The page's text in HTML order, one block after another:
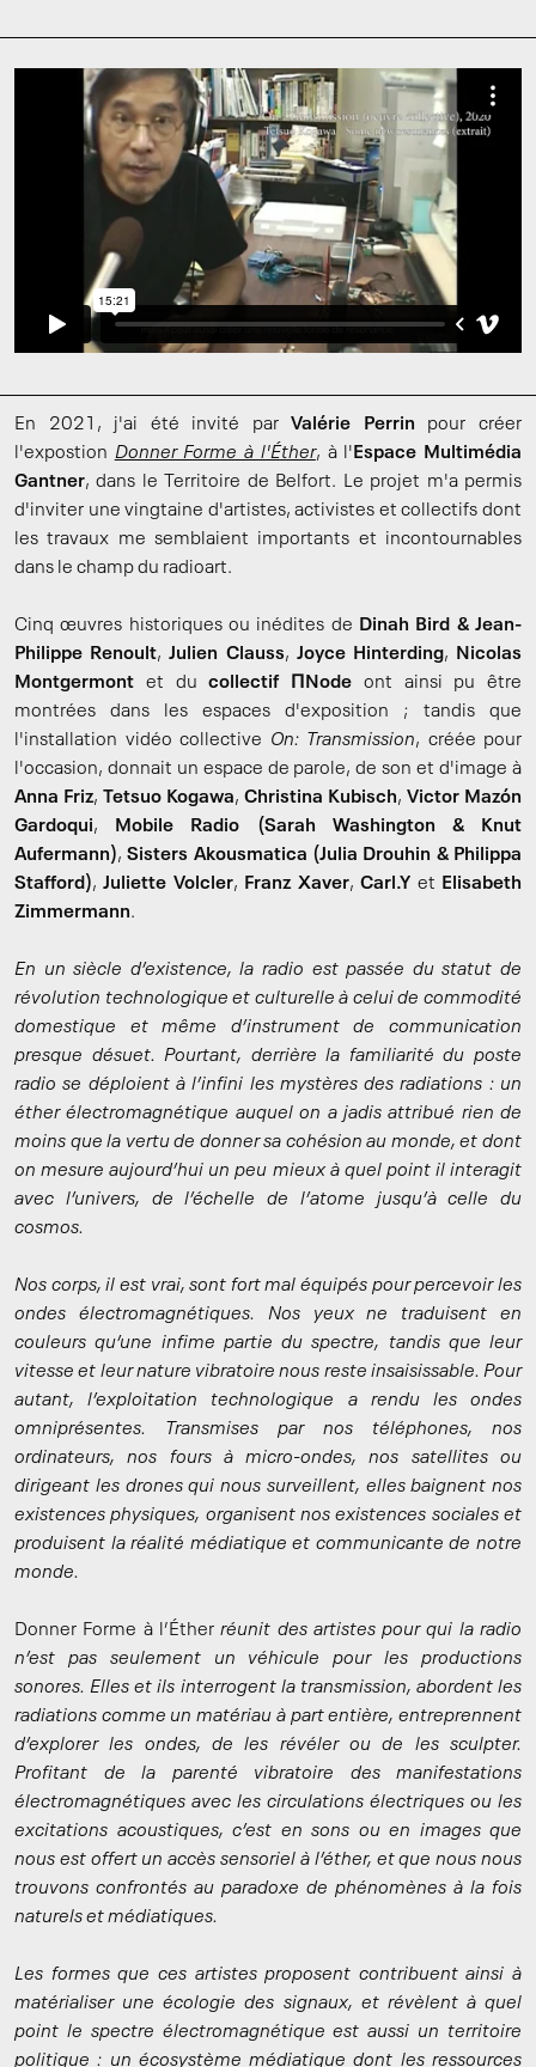
En 2021, j'ai été invité parValérie Perrin pour créer
l'expostion Donner Forme à l'Éther, à l' Espace Multimédia
Gantner, dans le Territoire de Belfort. Le projet m'a permis
d'inviter une vingtaine d'artistes, activistes et collectifs dont
les travaux me semblaient importants et incontournables
dans le champ du radioart.
Cinq œuvres historiques ou inédites de Dinah Bird & Jean-
Philippe Renoult,Julien Clauss, Joyce Hinterding,
Nicolas
Montgermont et ducollectif ΠNode ont ainsi pu être
montrées dans les espaces d'exposition ; tandis que
l'installation vidéo collective On: Transmission, créée pour
l'occasion, donnait un espace de parole, de son et d'image à
Anna Friz, Tetsuo Kogawa, Christina Kubisch, Victor Mazón
Gardoqui,
Mobile Radio (Sarah Washington & Knut
Aufermann),Sisters Akousmatica (Julia Drouhin & Philippa
Stafford),Juliette Volcler, Franz Xaver,Carl.Y et Elisabeth
Zimmermann.
En un siècle d’existence, la radio est passée du statut de
révolution technologique et culturelle à celui de commodité
domestique et même d’instrument de communication
presque désuet. Pourtant, derrière la familiarité du poste
radio se déploient à l’infini les mystères des radiations : un
éther électromagnétique auquel on a jadis attribué rien de
moins que la vertu de donner sa cohésion au monde, et dont
on mesure aujourd’hui un peu mieux à quel point il interagit
avec l’univers, de l’échelle de l’atome jusqu’à celle du
cosmos.
Nos corps, il est vrai, sont fort mal équipés pour percevoir les
ondes électromagnétiques. Nos yeux ne traduisent en
couleurs qu’une infime partie du spectre, tandis que leur
vitesse et leur nature vibratoire nous reste insaisissable. Pour
autant, l’exploitation technologique a rendu les ondes
omniprésentes. Transmises par nos téléphones, nos
ordinateurs, nos fours à micro-ondes, nos satellites ou
dirigeant les drones qui nous surveillent, elles baignent nos
existences physiques, organisent nos existences sociales et
produisent la réalité médiatique et communicante de notre
monde.
Donner Forme à l’Étherréunit des artistes pour qui la radio
n’est pas seulement un véhicule pour les productions
sonores. Elles et ils interrogent la transmission, abordent les
radiations comme un matériau à part entière, entreprennent
d’explorer les ondes, de les révéler ou de les sculpter.
Profitant de la parenté vibratoire des manifestations
électromagnétiques avec les circulations électriques ou les
excitations acoustiques, c’est en sons ou en images que
nous est offert un accès sensoriel à l’éther, et que nous nous
trouvons confrontés au paradoxe de phénomènes à la fois
naturels et médiatiques.
Les formes que ces artistes proposent contribuent ainsi à
matérialiser une écologie des signaux, et révèlent à quel
point le spectre électromagnétique est aussi un territoire
politique : un écosystème médiatique dont les ressources